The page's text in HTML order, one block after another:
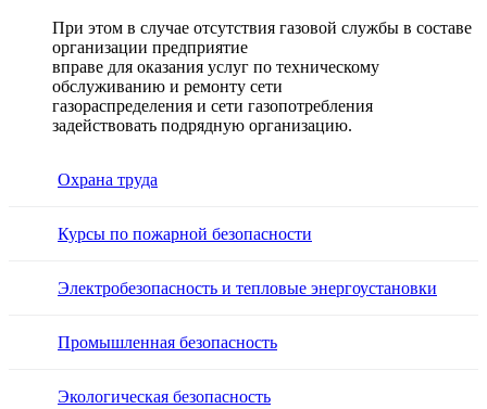
При этом в случае отсутствия газовой службы в составе
организации предприятие
вправе для оказания услуг по техническому
обслуживанию и ремонту сети
газораспределения и сети газопотребления
задействовать подрядную организацию.
Охрана труда
Курсы по пожарной безопасности
Электробезопасность и тепловые энергоустановки
Промышленная безопасность
Экологическая безопасность